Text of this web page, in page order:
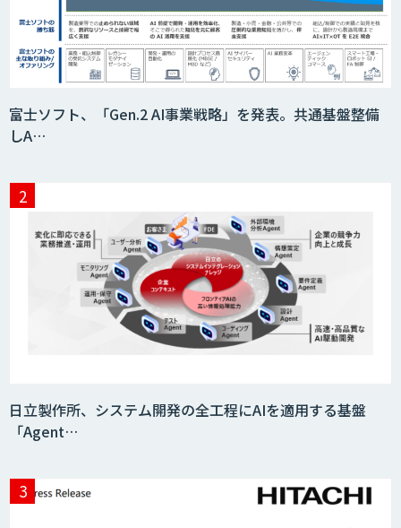
富士ソフト、「Gen.2 AI事業戦略」を発表。共通基盤整備
しA…
日立製作所、システム開発の全工程にAIを適用する基盤
「Agent…